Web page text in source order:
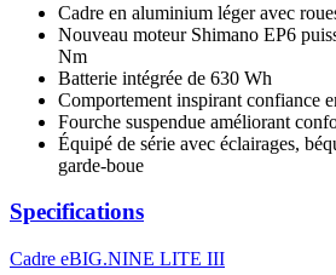
Cadre en aluminium léger avec
Nouveau moteur Shimano EP6
Nm
Batterie intégrée de 630 Wh
Comportement inspirant confiance
Fourche suspendue améliorant
Équipé de série avec éclairages,
garde-boue
Specifications
Cadre eBIG.NINE LITE III